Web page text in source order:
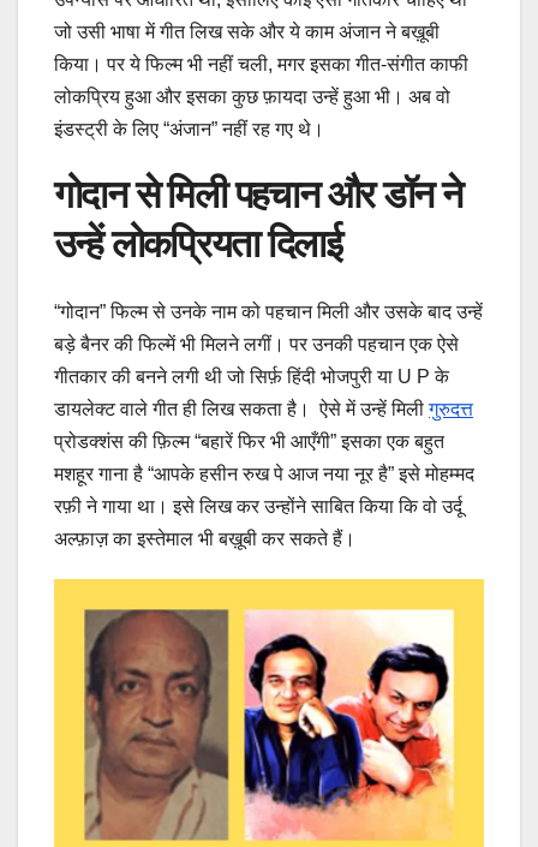
जो उसी भाषा में गीत लिख सके और ये काम अंजान ने बख़ूबी
किया। पर ये फिल्म भी नहीं चली, मगर इसका गीत-संगीत काफी
लोकप्रिय हुआ और इसका कुछ फ़ायदा उन्हें हुआ भी। अब वो
इंडस्ट्री के लिए “अंजान” नहीं रह गए थे।
गोदान से मिली पहचान और डॉन ने
उन्हें लोकप्रियता दिलाई
“गोदान” फिल्म से उनके नाम को पहचान मिली और उसके बाद उन्हें
बड़े बैनर की फिल्में भी मिलने लगीं। पर उनकी पहचान एक ऐसे
गीतकार की बनने लगी थी जो सिर्फ़ हिंदी भोजपुरी या U P के
डायलेक्ट वाले गीत ही लिख सकता है। ऐसे में उन्हें मिलीगुरुदत्त
प्रोडक्शंस की फ़िल्म “बहारें फिर भी आएँगी” इसका एक बहुत
मशहूर गाना है “आपके हसीन रुख पे आज नया नूर है” इसे मोहम्मद
रफ़ी ने गाया था। इसे लिख कर उन्होंने साबित किया कि वो उर्दू
अल्फ़ाज़ का इस्तेमाल भी बख़ूबी कर सकते हैं।